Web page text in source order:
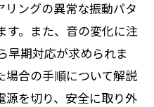
リングの異常な振動パタ
す。また、音の変化に注
早期対応が求められま
場合の手順について解説
源を切り、安全に取り外